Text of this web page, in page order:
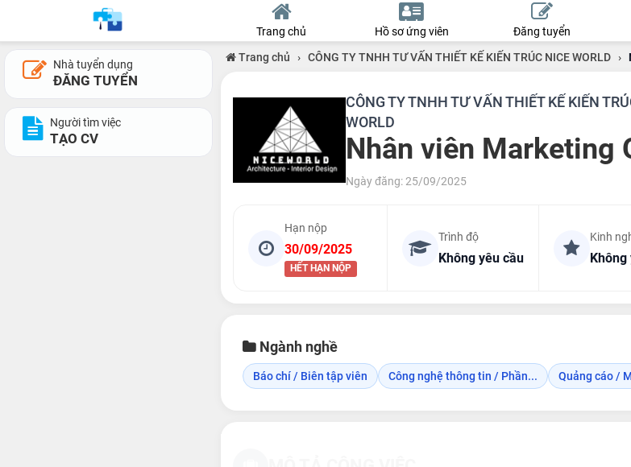
Trang chủ Hồ sơ ứng viên Đăng tuyển
Nhà tuyển dụng
ĐĂNG TUYỂN
Người tìm việc
TẠO CV
Trang chủ › CÔNG TY TNHH TƯ VẤN THIẾT KẾ KIẾN TRÚC NICE WORLD ›
CÔNG TY TNHH TƯ VẤN THIẾT KẾ KIẾN
WORLD
Nhân viên Marketing
Ngày đăng: 25/09/2025
Hạn nộp
30/09/2025
HẾT HẠN NỘP
Trình độ
Không yêu cầu
Kinh
Không
Ngành nghề
Báo chí / Biên tập viên Công nghệ thông tin / Phần... Quảng cáo /